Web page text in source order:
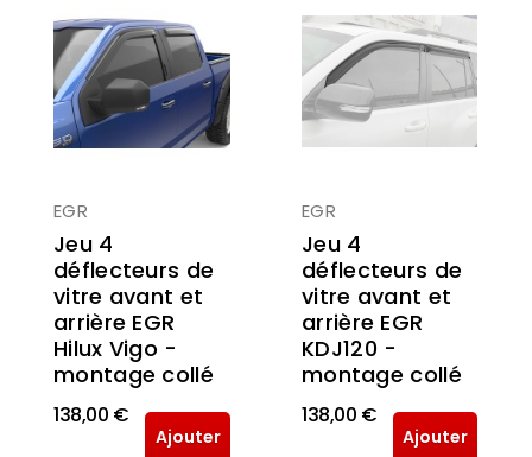
EGR
Jeu 4
déflecteurs de
vitre avant et
arrière EGR
Hilux Vigo -
montage collé
138,00 €
Ajouter
EGR
Jeu 4
déflecteurs de
vitre avant et
arrière EGR
KDJ120 -
montage collé
138,00 €
Ajouter